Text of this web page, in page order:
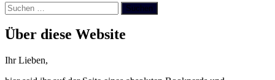
Suchen
nach:
Über diese Website
Ihr Lieben,